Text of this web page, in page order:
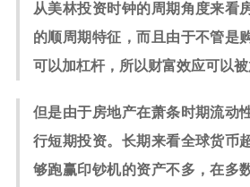
从美林投资时钟的周期角度来看
的顺周期特征，而且由于不管是
可以加杠杆，所以财富效应可以
但是由于房地产在萧条时期流动
行短期投资。长期来看全球货币
够跑赢印钞机的资产不多，在多